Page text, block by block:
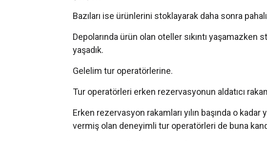
Bazıları ise ürünlerini stoklayarak daha sonra
Depolarında ürün olan oteller sıkıntı
yaşadık.
Gelelim tur operatörlerine.
Tur operatörleri erken rezervasyonun aldatıcı
Erken rezervasyon rakamları yılın başında o kadar
vermiş olan deneyimli tur operatörleri de buna